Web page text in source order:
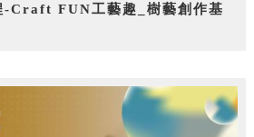
-Craft FUN工藝趣_樹藝創作基